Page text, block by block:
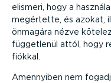
elismeri, hogy a
megértette, és azokat,
önmagára nézve
függetlenül attól, hogy
fiókkal.
Amennyiben nem